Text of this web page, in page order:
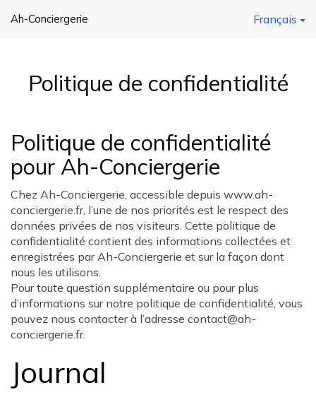
Ah-Conciergerie Français
Politique de confidentialité
Politique de confidentialité
pour Ah-Conciergerie
Chez Ah-Conciergerie, accessible depuis www.ah-
conciergerie.fr, l’une de nos priorités est le respect des
données privées de nos visiteurs. Cette politique de
confidentialité contient des informations collectées et
enregistrées par Ah-Conciergerie et sur la façon dont
nous les utilisons.
Pour toute question supplémentaire ou pour plus
d’informations sur notre politique de confidentialité, vous
pouvez nous contacter à l’adresse contact@ah-
conciergerie.fr.
Journal